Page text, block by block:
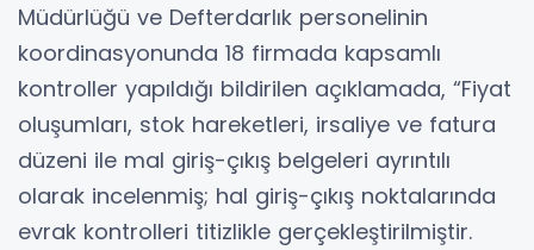
Müdürlüğü ve Defterdarlık personelinin
koordinasyonunda 18 firmada kapsamlı
kontroller yapıldığı bildirilen açıklamada, “Fiyat
oluşumları, stok hareketleri, irsaliye ve fatura
düzeni ile mal giriş-çıkış belgeleri ayrıntılı
olarak incelenmiş; hal giriş-çıkış noktalarında
evrak kontrolleri titizlikle gerçekleştirilmiştir.